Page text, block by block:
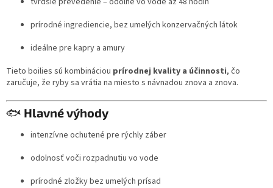
prírodné ingrediencie, bez umelých konzervačných látok
ideálne pre kapry a amury
Tieto boilies sú kombináciou prírodnej kvality a účinnosti, čo
zaručuje, že ryby sa vrátia na miesto s návnadou znova a znova.
🐟 Hlavné výhody
intenzívne ochutené pre rýchly záber
odolnosť voči rozpadnutiu vo vode
prírodné zložky bez umelých prísad